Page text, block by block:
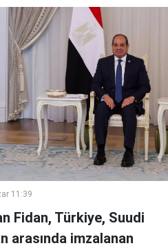
11:39
Fidan, Türkiye, Suudi
arasında imzalanan